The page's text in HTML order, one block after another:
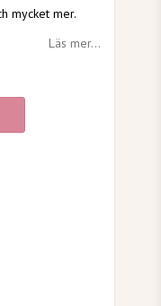
mycket mer.
Läs mer...